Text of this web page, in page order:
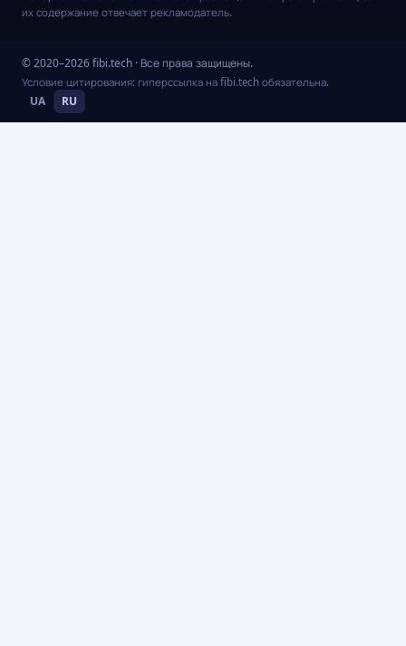
их содержание отвечает рекламодатель.
© 2020–2026 fibi.tech · Все права защищены.
Условие цитирования: гиперссылка на fibi.tech обязательна.
UA RU